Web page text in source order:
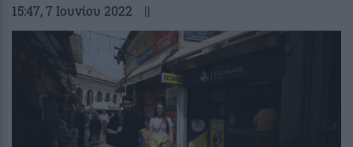
15:47, 7 Ιουνίου 2022 ||